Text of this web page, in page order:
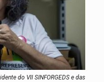
do VII SINFORGEDS e das